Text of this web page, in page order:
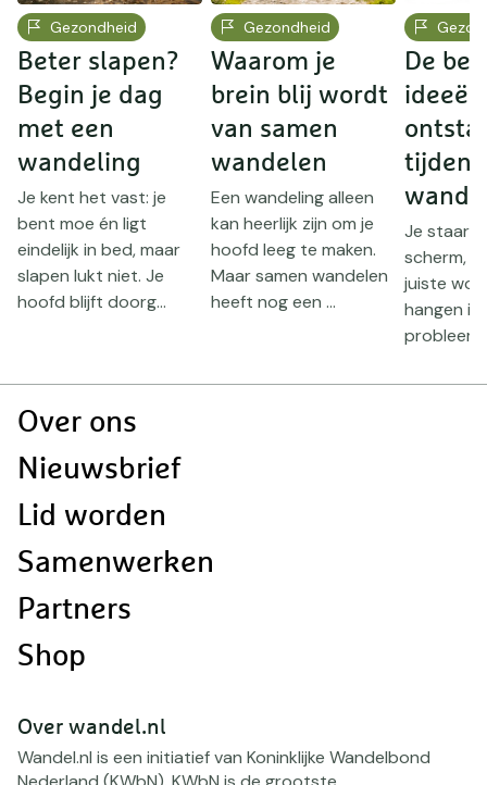
Gezondheid
Beter slapen?
Begin je dag
met een
wandeling
Je kent het vast: je
bent moe én ligt
eindelijk in bed, maar
slapen lukt niet. Je
hoofd blijft doorg...
Gezondheid
Waarom je
brein blij wordt
van samen
wandelen
Een wandeling alleen
kan heerlijk zijn om je
hoofd leeg te maken.
Maar samen wandelen
heeft nog een ...
De
ideeën
Je staart
scherm,
juiste
hangen
probleem.
Doormat
Over ons
Nieuwsbrief
Lid worden
Samenwerken
Partners
Shop
Over wandel.nl
Wandel.nl is een initiatief van Koninklijke Wandelbond